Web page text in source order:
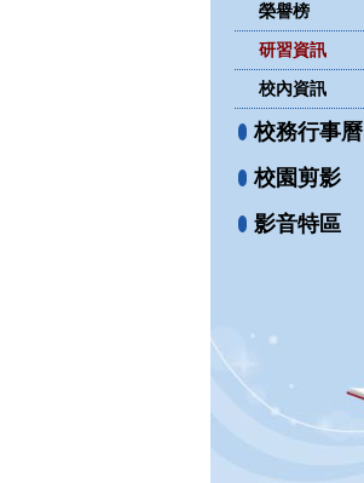
榮譽榜
研習資訊
校內資訊
校務行事曆
校園剪影
影音特區